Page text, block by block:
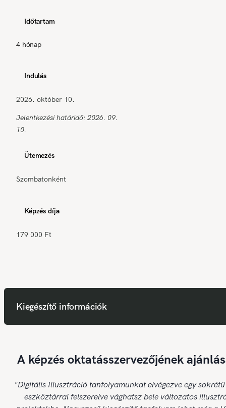
Időtartam
4 hónap
Indulás
2026. október 10.
Jelentkezési határidő: 2026. 09.
10.
Ütemezés
Szombatonként
Képzés díja
179 000 Ft
Kiegészítő információk
A képzés oktatásszervezőjének
"Digitális Illusztráció tanfolyamunkat elvégezve egy
eszköztárral felszerelve vághatsz bele változatos